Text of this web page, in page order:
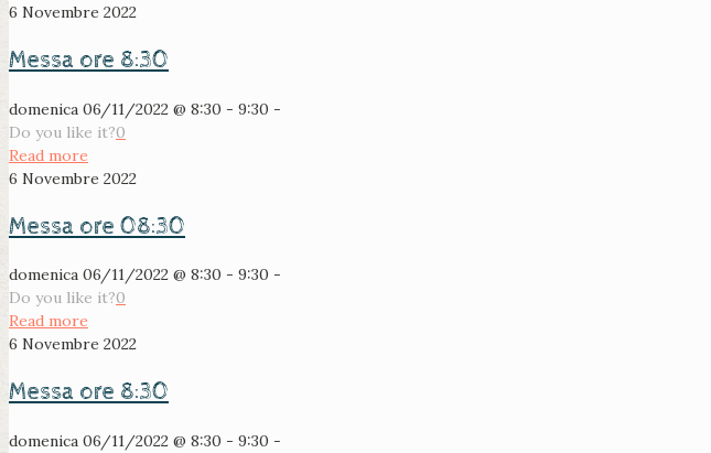
6 Novembre 2022
Messa ore 8:30
domenica 06/11/2022 @ 8:30 - 9:30 -
Do you like it?0
Read more
6 Novembre 2022
Messa ore 08:30
domenica 06/11/2022 @ 8:30 - 9:30 -
Do you like it?0
Read more
6 Novembre 2022
Messa ore 8:30
domenica 06/11/2022 @ 8:30 - 9:30 -